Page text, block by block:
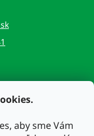
aby sme Vám